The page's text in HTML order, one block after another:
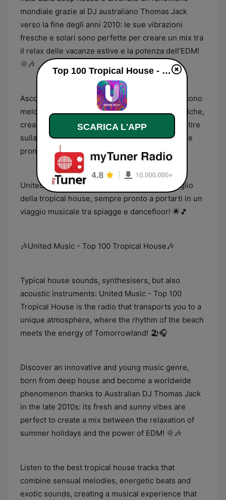
mondiale grazie al DJ australiano Thomas Jack
verso la fine degli anni 2010: le sue vibrazioni
fresche e solari sono perfette per creare un mix tra
il relax delle vacanze estive e la potenza dell’EDM!
🌞🎶
Ascolta i migliori brani tropical house che uniscono
melodie sensuali, beat energici e sonorità esotiche,
creando un'esperienza musicale che ti farà sentire
sulla spiaggia con un cocktail in mano, ma anche
pronto a scatenarti in un festival globale! 🌴🍹
United Music - Top 100 Tropical House: il meglio
della tropical house, sempre pronto a portarti in un
viaggio musicale tra spiagge e dancefloor! 🌟🎵
🎶United Music - Top 100 Tropical House🎶
Typical house sounds, synthesisers, but also
acoustic instruments: United Music - Top 100
Tropical House is the radio that transports you to a
unique atmosphere, where the rhythm of the beach
meets the energy of Tomorrowland! 🏖️🎧
Discover an innovative and young music genre,
born from deep house and become a worldwide
phenomenon thanks to Australian DJ Thomas Jack
in the late 2010s: its fresh and sunny vibes are
perfect to create a mix between the relaxation of
summer holidays and the power of EDM! 🌞🎶
Listen to the best tropical house tracks that
combine sensual melodies, energetic beats and
exotic sounds, creating a musical experience that
Top 100 Tropical House - United Music diretta
SCARICA L'APP